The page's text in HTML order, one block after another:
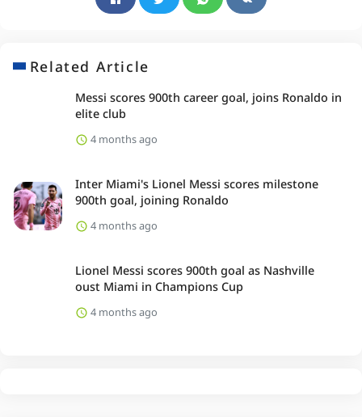
Related Article
Messi scores 900th career goal, joins Ronaldo in
elite club
4 months ago
Inter Miami's Lionel Messi scores milestone
900th goal, joining Ronaldo
4 months ago
Lionel Messi scores 900th goal as Nashville
oust Miami in Champions Cup
4 months ago